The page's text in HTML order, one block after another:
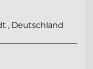
, Deutschland